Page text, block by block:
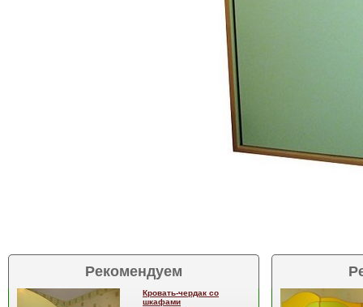
Рекомендуем
Кровать-чердак со
шкафами